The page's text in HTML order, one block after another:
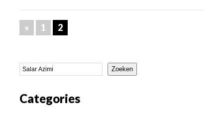
« 1 2
Zoeken
Categories